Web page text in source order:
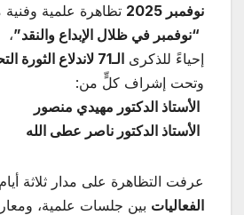
نوفمبر 2025
تظاهرة علمية
“نوفمبر في ظلال الإبداع والنقد”،
إحياءً للذكرى الـ71 لاندلاع الثورة التحريرية المجيدة
وتحت إشراف كلٍّ من:
الأستاذ الدكتور مهيدي منصور
الأستاذ الدكتور ناصر عطى الله
عرفت التظاهرة على مدار ثلاثة
الفعاليات بين جلسات علمية،